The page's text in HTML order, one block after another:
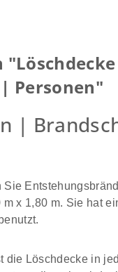
Personen"
|
x 1,80 m. Sie hat
die Löschdecke in